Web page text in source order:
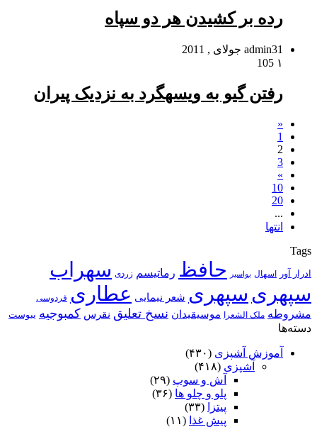
رده بر کشیدن هر دو سپاه
admin31 جولای , 2011
۱
رفتن گیو به ویسه‏گرد به نزدیک پیران‏
«
1
2
3
»
10
20
...
انتها
Tags
ادرار آور اسهال بواسیر حافظ رماتیسم زردی سهراب
سپهری سپهری شعر نیمایی عطاری فردوسی
مشروطه ملک الشعرا موسیقیدان نسخ تعلیق نقرس کمبوجیه یبوست
دسته‌ها
آموزش آشپزی (۴۳۰)
آشپزی (۴۱۸)
آش و سوپ (۲۹)
پلو و چلو ها (۳۶)
پیتزا
(۳۳)
پیش غذا (۱۱)